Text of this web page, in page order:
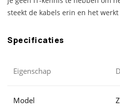
steekt de kabels erin en het
Specificaties
Eigenschap
Model